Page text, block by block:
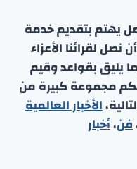
يهتم بتقديم خدمة
لقرائنا الأعزاء
يليق بقواعد وقيم
مجموعة كبيرة من
الأخبار العالمية
فن،أخبار